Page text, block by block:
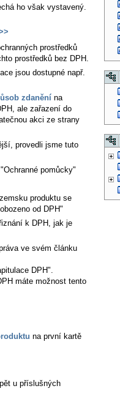
ho však vystavený.
prostředků
prostředků bez DPH.
jsou dostupné např.
zdanění na
ale zařazení do
akci ze strany
provedli jsme tuto
pomůcky"
produktu se
od DPH"
k DPH, jak je
ve svém článku
DPH".
máte možnost tento
na první kartě
u příslušných